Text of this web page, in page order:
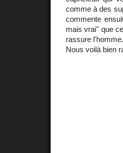
comme à des
commente
mais vrai" que
rassure l'homme.
Nous voilà bien